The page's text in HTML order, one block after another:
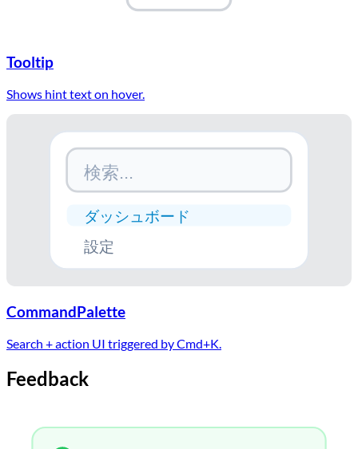
Tooltip
Shows hint text on hover.
検索...
ダッシュボード
設定
CommandPalette
Search + action UI triggered by Cmd+K.
Feedback